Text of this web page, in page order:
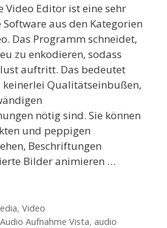
Video Editor ist eine sehr
aus den Kategorien
Das Programm schneidet,
zu enkodieren, sodass
auftritt. Das bedeutet
Qualitätseinbußen,
nötig sind. Sie können
und peppigen
Beschriftungen
Bilder animieren …
, Video
Audio Aufnahme Vista, audio